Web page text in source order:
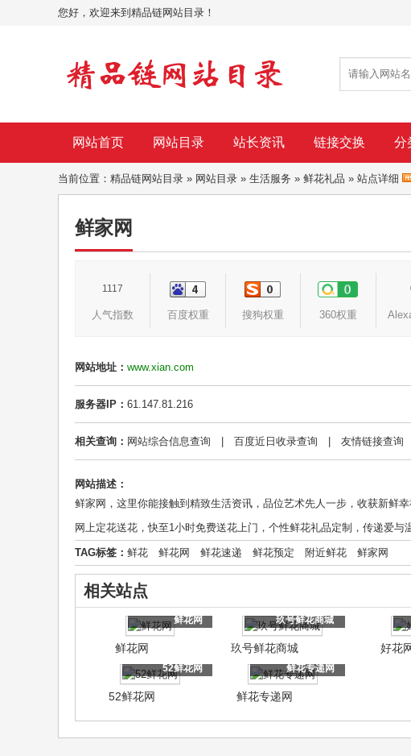
您好，欢迎来到精品链网站目录！
网站首页 网站目录 站长资讯 链接交换 分
当前位置： 精品链网站目录 » 网站目录 » 生活服务 » 鲜花礼品 » 站点详细
鲜家网
1117
人气指数 百度权重 搜狗权重 360权重
网站地址： www.xian.com
服务器IP： 61.147.81.216
相关查询： 网站综合信息查询 百度近日收录查询 友情链接查询
网站描述：
鲜家网，这里你能接触到精致生活资讯，品位艺术先人一步，收获新鲜
网上定花送花，快至1小时免费送花上门，个性鲜花礼品定制，传递爱与
TAG标签： 鲜花 鲜花网 鲜花速递 鲜花预定 附近鲜花 鲜家网
相关站点
鲜花网
鲜花网
玖号鲜花商城
玖号鲜花商城 好花
52鲜花网
52鲜花网
鲜花专递网
鲜花专递网